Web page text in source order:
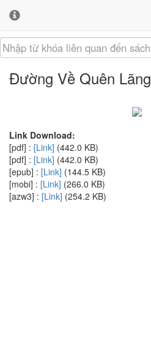
Đường Về Quên Lãng
Link Download:
[pdf] : [Link] (442.0 KB)
[pdf] : [Link] (442.0 KB)
[epub] : [Link] (144.5 KB)
[mobi] : [Link] (266.0 KB)
[azw3] : [Link] (254.2 KB)